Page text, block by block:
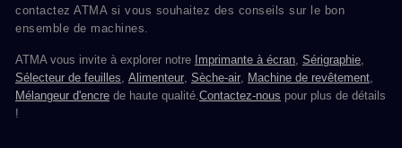
contactez ATMA si vous souhaitez des conseils sur le bon
ensemble de machines.
ATMA vous invite à explorer notre Imprimante à écran Sérigraphie
Sélecteur de feuilles Alimenteur Sèche-air Machine de revêtement
Mélangeur d'encre de haute qualité. Contactez-nous pour plus de détails
!